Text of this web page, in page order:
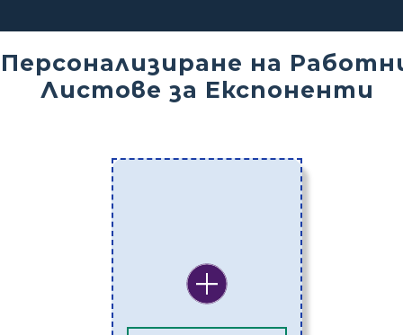
Персонализиране на
Листове за Експоненти